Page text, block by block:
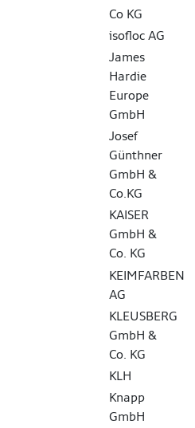
Co KG
isofloc AG
James
Hardie
Europe
GmbH
Josef
Günthner
GmbH &
Co.KG
KAISER
GmbH &
Co. KG
KEIMFARBEN
AG
KLEUSBERG
GmbH &
Co. KG
KLH
Knapp
GmbH